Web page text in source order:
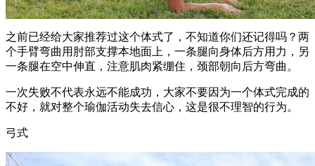
之前已经给大家推荐过这个体式了，不知道你们还记得吗？两
个手臂弯曲用肘部支撑本地面上，一条腿向身体后方用力，另
一条腿在空中伸直，注意肌肉紧绷住，颈部朝向后方弯曲。
一次失败不代表永远不能成功，大家不要因为一个体式完成的
不好，就对整个瑜伽活动失去信心，这是很不理智的行为。
弓式